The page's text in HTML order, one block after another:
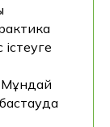
Мұндай